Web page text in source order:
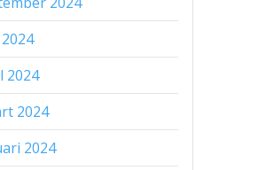
2024
2024
2024